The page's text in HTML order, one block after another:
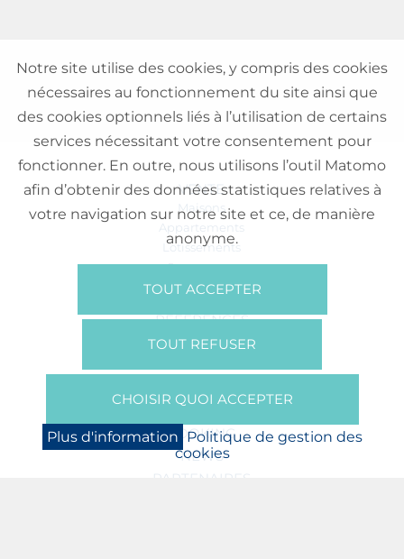
VENTE
Maisons
Appartements
Lotissements
Commerces
Bureaux
RÉFÉRENCES
SUR NOUS
Presse
BOOKING
NEWS
PARTENAIRES
Notre site utilise des cookies, y compris des cookies
nécessaires au fonctionnement du site ainsi que
des cookies optionnels liés à l’utilisation de certains
services nécessitant votre consentement pour
fonctionner. En outre, nous utilisons l’outil Matomo
afin d’obtenir des données statistiques relatives à
votre navigation sur notre site et ce, de manière
anonyme.
TOUT ACCEPTER
TOUT REFUSER
CHOISIR QUOI ACCEPTER
Plus d'information Politique de gestion des
cookies